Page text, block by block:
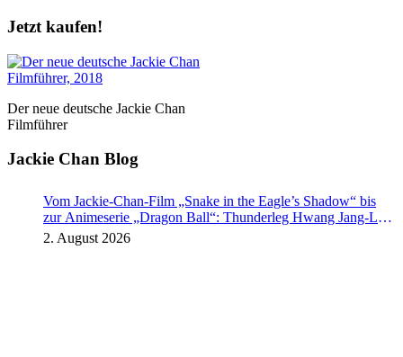
Jetzt kaufen!
Der neue deutsche Jackie Chan
Filmführer
Jackie Chan Blog
Vom Jackie-Chan-Film „Snake in the Eagle’s Shadow“ bis
zur Animeserie „Dragon Ball“: Thunderleg Hwang Jang-Lee
tritt globale Rechteoffensive los
2. August 2026